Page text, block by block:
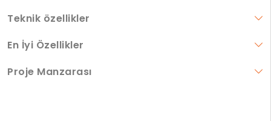
Teknik özellikler
En İyi Özellikler
Proje Manzarası